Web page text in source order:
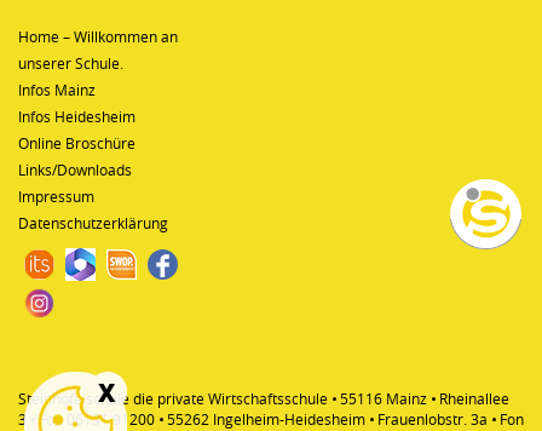
Home – Willkommen an
unserer Schule.
Infos Mainz
Infos Heidesheim
Online Broschüre
Links/Downloads
Impressum
Datenschutzerklärung
Steinhöfelschule die private Wirtschaftsschule 55116 Mainz
Rheinallee
3
Fon 06131 91200 55262 Ingelheim-Heidesheim Frauenlobstr. 3a
Fon